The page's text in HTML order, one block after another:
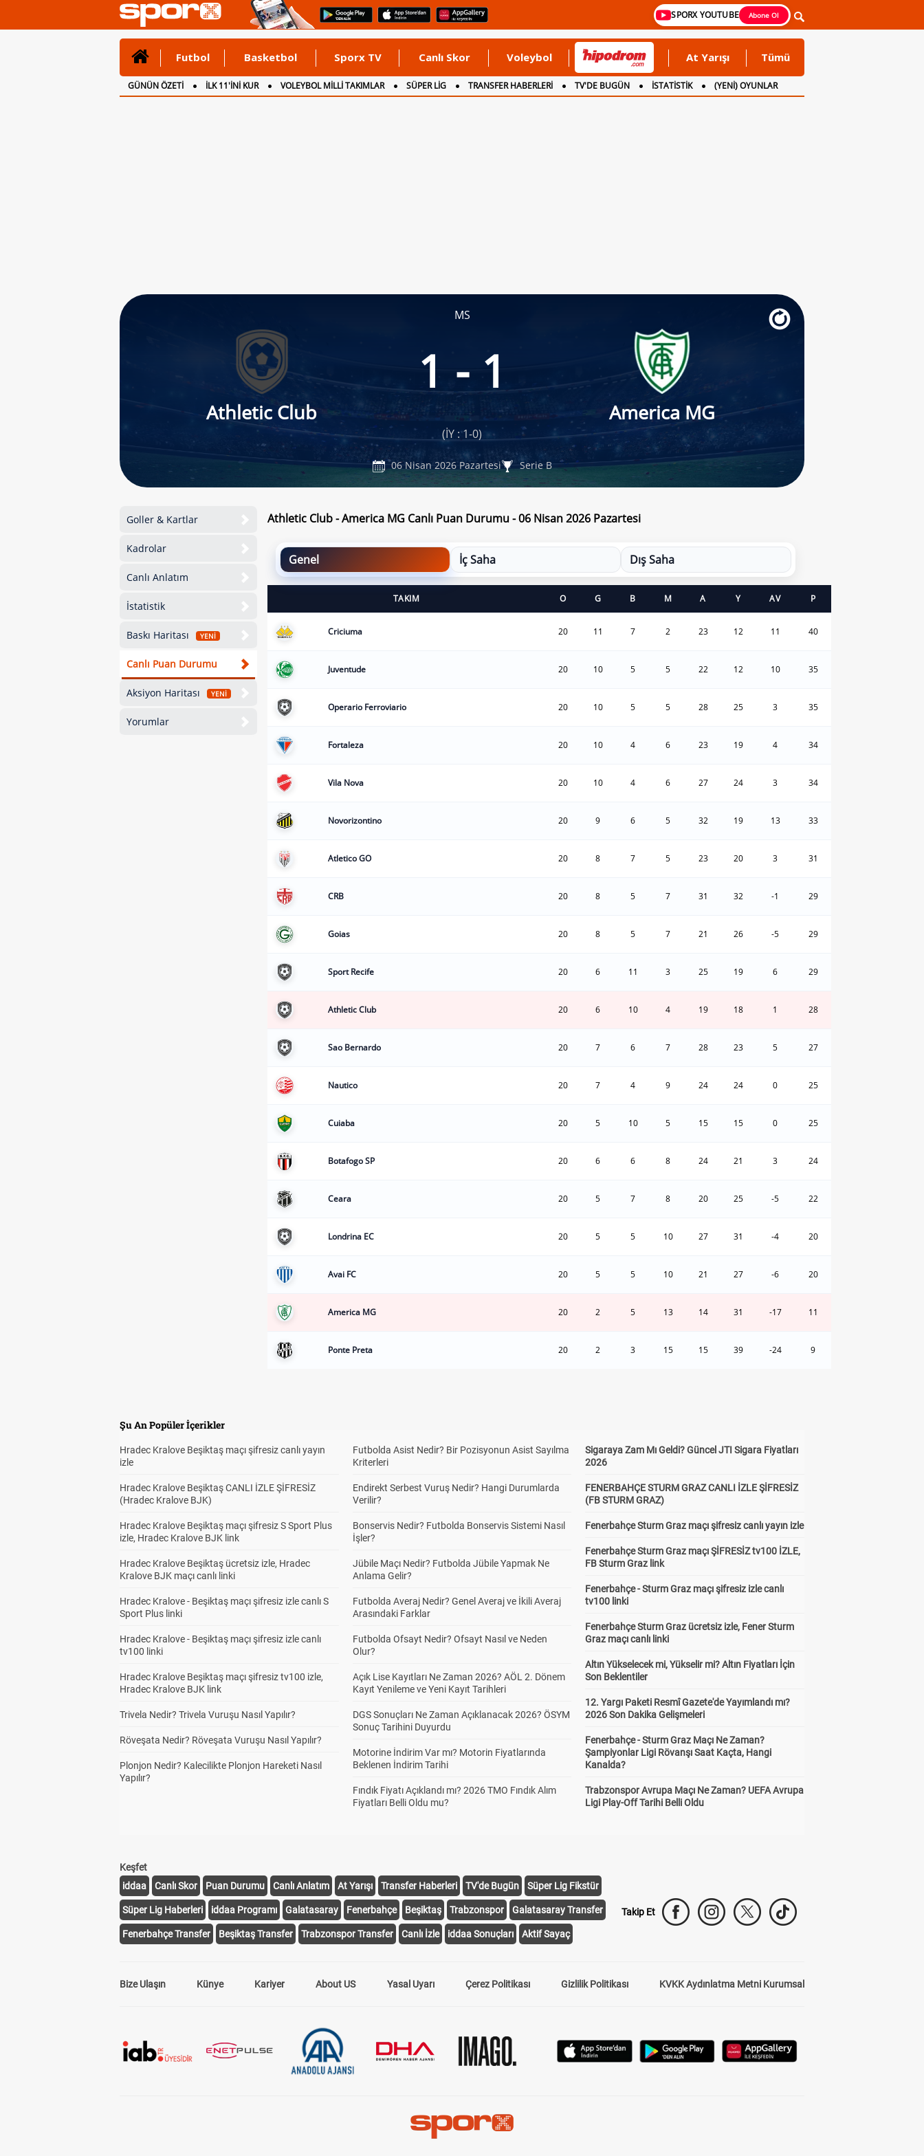
SPORX YOUTUBE Abone Ol
Futbol Basketbol Sporx TV Canlı Skor Voleybol At Yarışı Tümü
GÜNÜN ÖZETİ İLK 11'İNİ KUR VOLEYBOL MİLLİ TAKIMLAR SÜPER LİG TRANSFER HABERLERİ TV'DE BUGÜN İSTATİSTİK
(YENİ) OYUNLAR
CANLI ANLATIM
İNGİLTERE
MS
Athletic Club
1 - 1
America MG
(İY : 1-0)
06 Nisan 2026 Pazartesi Serie B
Goller & Kartlar
Kadrolar
Canlı Anlatım
İstatistik
Baskı Haritası YENİ
Canlı Puan Durumu
Aksiyon Haritası YENİ
Yorumlar
Athletic Club - America MG Canlı Puan Durumu - 06 Nisan 2026 Pazartesi
Genel İç Saha Dış Saha
TAKIM O G B M A Y AV P
Criciuma 20 11 7 2 23 12 11 40
Juventude 20 10 5 5 22 12 10 35
Operario Ferroviario 20 10 5 5 28 25 3 35
Fortaleza 20 10 4 6 23 19 4 34
Vila Nova 20 10 4 6 27 24 3 34
Novorizontino 20 9 6 5 32 19 13 33
Atletico GO 20 8 7 5 23 20 3 31
CRB 20 8 5 7 31 32 -1 29
Goias 20 8 5 7 21 26 -5 29
Sport Recife 20 6 11 3 25 19 6 29
Athletic Club 20 6 10 4 19 18 1 28
Sao Bernardo 20 7 6 7 28 23 5 27
Nautico 20 7 4 9 24 24 0 25
Cuiaba 20 5 10 5 15 15 0 25
Botafogo SP 20 6 6 8 24 21 3 24
Ceara 20 5 7 8 20 25 -5 22
Londrina EC 20 5 5 10 27 31 -4 20
Avai FC 20 5 5 10 21 27 -6 20
America MG 20 2 5 13 14 31 -17 11
Ponte Preta 20 2 3 15 15 39 -24 9
Şu An Popüler İçerikler
Hradec Kralove Beşiktaş maçı şifresiz canlı yayın
izle
Hradec Kralove Beşiktaş CANLI İZLE ŞİFRESİZ
(Hradec Kralove BJK)
Hradec Kralove Beşiktaş maçı şifresiz S Sport Plus
izle, Hradec Kralove BJK link
Hradec Kralove Beşiktaş ücretsiz izle, Hradec
Kralove BJK maçı canlı linki
Hradec Kralove - Beşiktaş maçı şifresiz izle canlı S
Sport Plus linki
Hradec Kralove - Beşiktaş maçı şifresiz izle canlı
tv100 linki
Hradec Kralove Beşiktaş maçı şifresiz tv100 izle,
Hradec Kralove BJK link
Trivela Nedir? Trivela Vuruşu Nasıl Yapılır?
Röveşata Nedir? Röveşata Vuruşu Nasıl Yapılır?
Plonjon Nedir? Kalecilikte Plonjon Hareketi Nasıl
Yapılır?
Futbolda Asist Nedir? Bir Pozisyonun Asist Sayılma
Kriterleri
Endirekt Serbest Vuruş Nedir? Hangi Durumlarda
Verilir?
Bonservis Nedir? Futbolda Bonservis Sistemi Nasıl
İşler?
Jübile Maçı Nedir? Futbolda Jübile Yapmak Ne
Anlama Gelir?
Futbolda Averaj Nedir? Genel Averaj ve İkili Averaj
Arasındaki Farklar
Futbolda Ofsayt Nedir? Ofsayt Nasıl ve Neden
Olur?
Açık Lise Kayıtları Ne Zaman 2026? AÖL 2. Dönem
Kayıt Yenileme ve Yeni Kayıt Tarihleri
DGS Sonuçları Ne Zaman Açıklanacak 2026? ÖSYM
Sonuç Tarihini Duyurdu
Motorine İndirim Var mı? Motorin Fiyatlarında
Beklenen İndirim Tarihi
Fındık Fiyatı Açıklandı mı? 2026 TMO Fındık Alım
Fiyatları Belli Oldu mu?
Sigaraya Zam Mı Geldi? Güncel JTI Sigara Fiyatları
2026
FENERBAHÇE STURM GRAZ CANLI İZLE ŞİFRESİZ
(FB STURM GRAZ)
Fenerbahçe Sturm Graz maçı şifresiz canlı yayın izle
Fenerbahçe Sturm Graz maçı ŞİFRESİZ tv100 İZLE,
FB Sturm Graz link
Fenerbahçe - Sturm Graz maçı şifresiz izle canlı
tv100 linki
Fenerbahçe Sturm Graz ücretsiz izle, Fener Sturm
Graz maçı canlı linki
Altın Yükselecek mi, Yükselir mi? Altın Fiyatları İçin
Son Beklentiler
12. Yargı Paketi Resmî Gazete'de Yayımlandı mı?
2026 Son Dakika Gelişmeleri
Fenerbahçe - Sturm Graz Maçı Ne Zaman?
Şampiyonlar Ligi Rövanşı Saat Kaçta, Hangi
Kanalda?
Trabzonspor Avrupa Maçı Ne Zaman? UEFA Avrupa
Ligi Play-Off Tarihi Belli Oldu
Keşfet
iddaa
Canlı Skor Puan Durumu Canlı Anlatım At Yarışı Transfer Haberleri TV'de Bugün Süper Lig Fikstür
Süper Lig Haberleri iddaa Programı Galatasaray Fenerbahçe Beşiktaş Trabzonspor Galatasaray Transfer
Fenerbahçe Transfer Beşiktaş Transfer Trabzonspor Transfer Canlı İzle iddaa Sonuçları Aktif Sayaç
Takip Et
Bize Ulaşın Künye Kariyer About US Yasal Uyarı Çerez Politikası Gizlilik Politikası KVKK Aydınlatma Metni Kurumsal